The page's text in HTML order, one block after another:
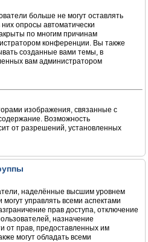
больше не могут оставлять
опросы автоматически
по многим причинам
конференции. Вы также
созданные вами темы, в
вам администратором
изображения, связанные с
Возможность
от разрешений, установленных
наделённые высшим уровнем
управлять всеми аспектами
прав доступа, отключение
назначение
от прав, предоставленных им
могут обладать всеми